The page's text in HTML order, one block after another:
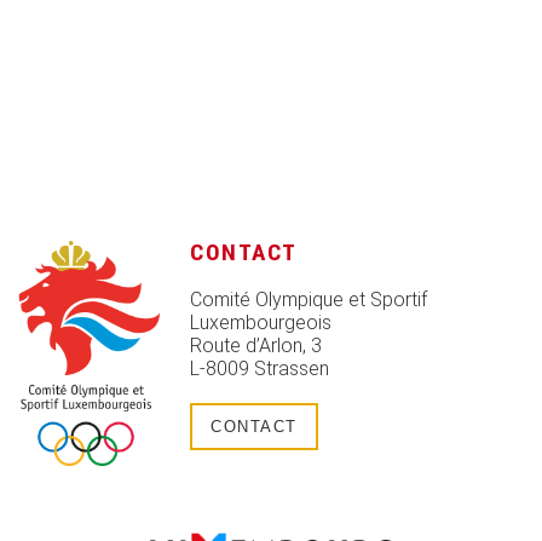
CONTACT
Comité Olympique et Sportif
Luxembourgeois
Route d’Arlon, 3
L-8009 Strassen
CONTACT